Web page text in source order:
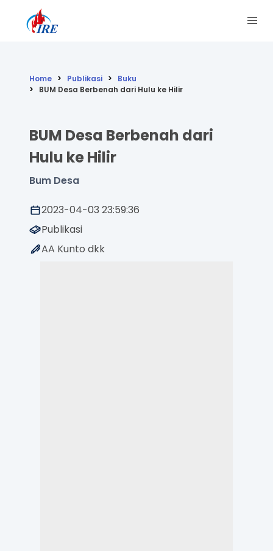
Home Publikasi
Buku
BUM Desa Berbenah dari Hulu ke Hilir
BUM Desa Berbenah dari
Hulu ke Hilir
Bum Desa
2023-04-03 23:59:36
Publikasi
AA Kunto dkk